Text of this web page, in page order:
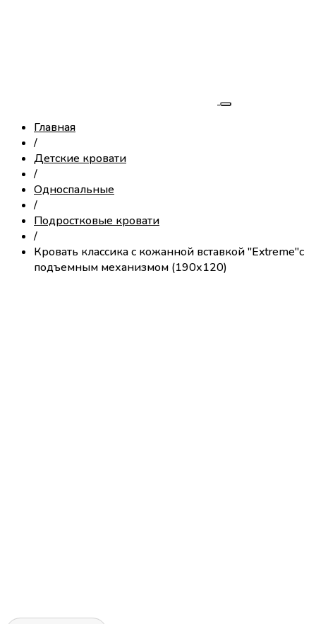
Главная
/
Детские кровати
/
Односпальные
/
Подростковые кровати
/
Кровать классика с кожанной вставкой "Extreme"с
подъемным механизмом (190х120)